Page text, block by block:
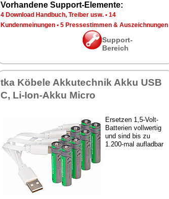
Vorhandene Support-Elemente:
4 Download Handbuch, Treiber usw. • 14
Kundenmeinungen • 5 Pressestimmen & Auszeichnungen
Support-
Bereich
tka Köbele Akkutechnik Akku USB
C, Li-Ion-Akku Micro
Ersetzen 1,5-Volt-
Batterien vollwertig
und sind bis zu
1.200-mal aufladbar